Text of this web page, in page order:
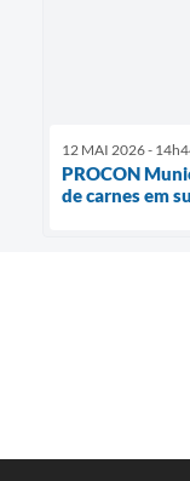
12 MAI 2026 -
PROCON
de carnes em